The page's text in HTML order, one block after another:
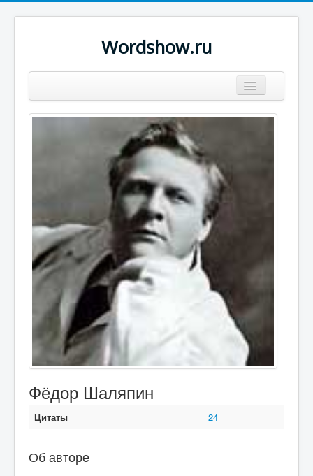
Wordshow.ru
Популярные цитаты
Фёдор Шаляпин
Цитаты 24
Об авторе